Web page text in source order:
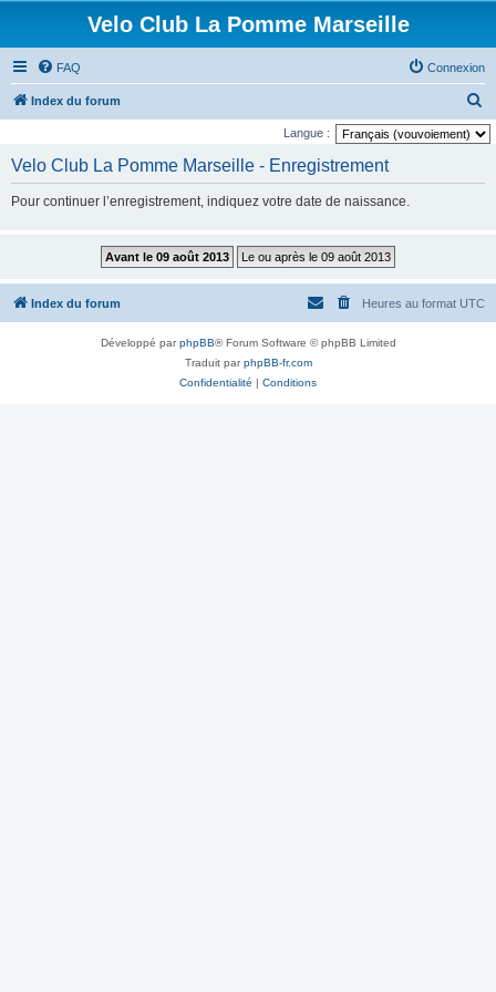
Velo Club La Pomme Marseille
FAQ Connexion
Index du forum
e
h
Langue :
Velo Club La Pomme Marseille - Enregistrement
Pour continuer l’enregistrement, indiquez votre date de naissance.
Index du forum Heures au format UTC
Développé parphpBB® Forum Software © phpBB Limited
Traduit parphpBB-fr.com
Confidentialité | Conditions